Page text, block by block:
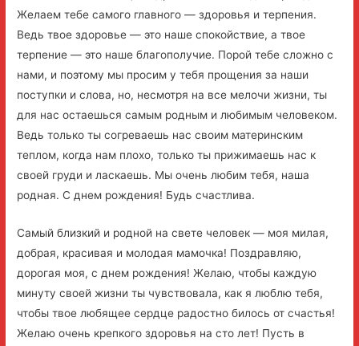
Желаем тебе самого главного — здоровья и терпения.
Ведь твое здоровье — это наше спокойствие, а твое
терпение — это наше благополучие. Порой тебе сложно с
нами, и поэтому мы просим у тебя прощения за наши
поступки и слова, но, несмотря на все мелочи жизни, ты
для нас остаешься самым родным и любимым человеком.
Ведь только ты согреваешь нас своим материнским
теплом, когда нам плохо, только ты прижимаешь нас к
своей груди и ласкаешь. Мы очень любим тебя, наша
родная. С днем рождения! Будь счастлива.
Самый близкий и родной на свете человек — моя милая,
добрая, красивая и молодая мамочка! Поздравляю,
дорогая моя, с днем рождения! Желаю, чтобы каждую
минуту своей жизни ты чувствовала, как я люблю тебя,
чтобы твое любящее сердце радостно билось от счастья!
Желаю очень крепкого здоровья на сто лет! Пусть в